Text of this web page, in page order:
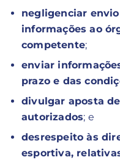
negligenciar
informações ao
competente;
enviar
prazo e das
divulgar aposta
autorizados; e
desrespeito às
esportiva,